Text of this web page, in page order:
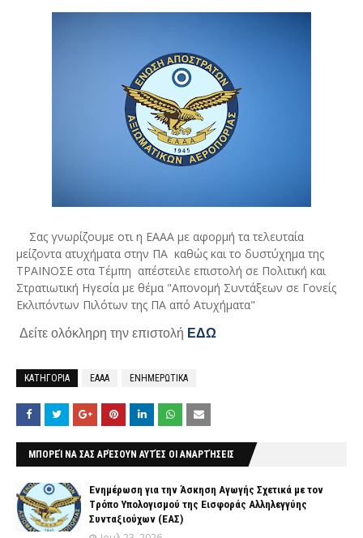
Σας γνωρίζουμε οτι η ΕΑΑΑ με αφορμή τα τελευταία
μείζοντα ατυχήματα στην ΠΑ καθώς και το δυστύχημα της
ΤΡΑΙΝΟΣΕ στα Τέμπη απέστειλε επιστολή σε Πολιτική και
Στρατιωτική Ηγεσία με θέμα "Απονομή Συντάξεων σε Γονείς
Εκλιπόντων Πιλότων της ΠΑ από Ατυχήματα"
Δείτε ολόκληρη την επιστολή ΕΔΩ
ΚΑΤΗΓΟΡΙΑ ΕΑΑΑ ΕΝΗΜΕΡΩΤΙΚΑ
ΜΠΟΡΕΊ ΝΑ ΣΑΣ ΑΡΈΣΟΥΝ ΑΥΤΈΣ ΟΙ ΑΝΑΡΤΉΣΕΙΣ
Ενημέρωση για την Άσκηση Αγωγής Σχετικά με τον
Tρόπο Yπολογισμού της Εισφοράς Αλληλεγγύης
Συνταξιούχων (ΕΑΣ)